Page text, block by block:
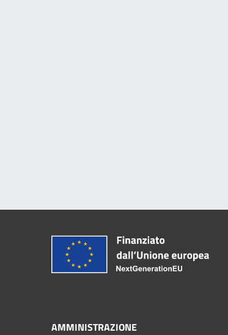
AMMINISTRAZIONE